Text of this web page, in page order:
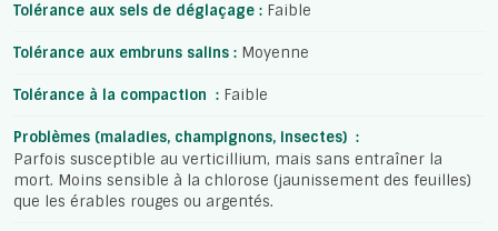
Tolérance aux sels de déglaçage : Faible
Tolérance aux embruns salins : Moyenne
Tolérance à la compaction : Faible
Problèmes (maladies, champignons, insectes) :
Parfois susceptible au verticillium, mais sans entraîner la
mort. Moins sensible à la chlorose (jaunissement des feuilles)
que les érables rouges ou argentés.